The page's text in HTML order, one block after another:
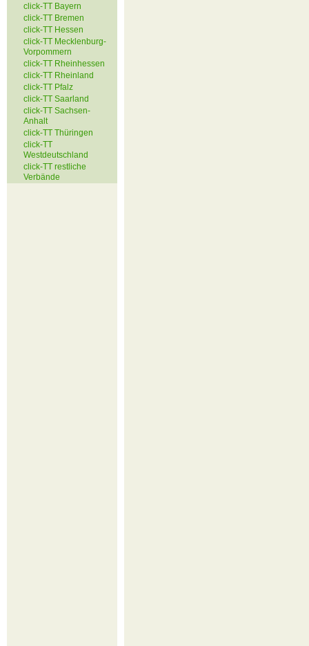
click-TT Bayern
click-TT Bremen
click-TT Hessen
click-TT Mecklenburg-
Vorpommern
click-TT Rheinhessen
click-TT Rheinland
click-TT Pfalz
click-TT Saarland
click-TT Sachsen-
Anhalt
click-TT Thüringen
click-TT
Westdeutschland
click-TT restliche
Verbände